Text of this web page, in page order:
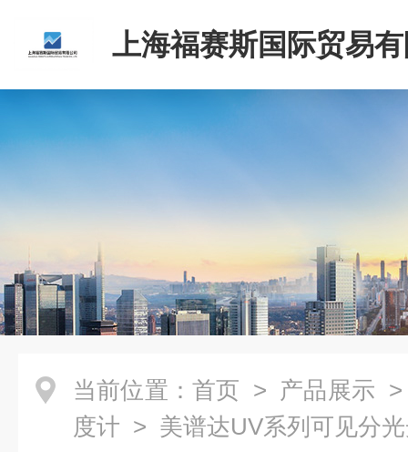
上海福赛斯国际贸易
当前位置： 首页 > 产品展示
度计 > 美谱达UV系列可见分